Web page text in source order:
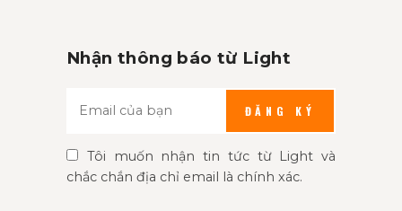
Nhận thông báo từ Light
ĐĂNG KÝ
Tôi muốn nhận tin tức từ Light và
chắc chắn địa chỉ email là chính xác.